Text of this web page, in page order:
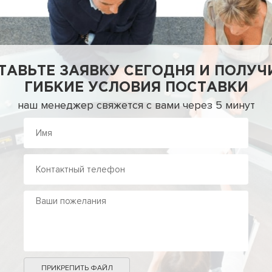
ЗАЯВКУ СЕГОДНЯ И
ГИБКИЕ УСЛОВИЯ ПОСТАВКИ
наш менеджер свяжется с вами через 5 минут
ПРИКРЕПИТЬ ФАЙЛ